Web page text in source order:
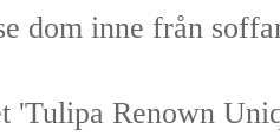
dom inne från
'Tulipa Renown